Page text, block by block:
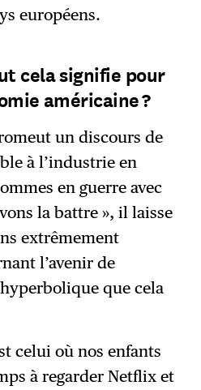
européens.
cela signifie pour
américaine ?
un discours de
à l’industrie en
en guerre avec
la battre », il laisse
extrêmement
l’avenir de
que cela
celui où nos enfants
à regarder Netflix et